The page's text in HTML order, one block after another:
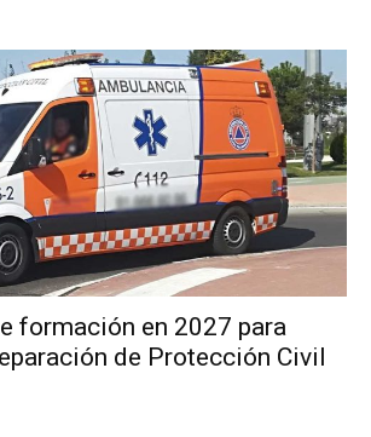
formación en 2027 para
de Protección Civil